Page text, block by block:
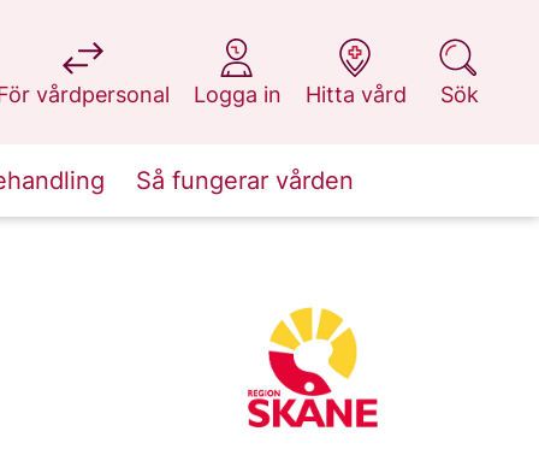
vårdpersonal
på 1177.se
Logga in
på 1177.se
Hitta vård
på 1177.se
Sök
på 1177.se
Så fungerar vården